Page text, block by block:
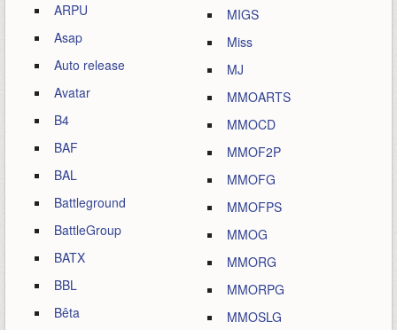
ARPU
Asap
Auto release
Avatar
B4
BAF
BAL
Battleground
BattleGroup
BATX
BBL
Bêta
MIGS
Miss
MJ
MMOARTS
MMOCD
MMOF2P
MMOFG
MMOFPS
MMOG
MMORG
MMORPG
MMOSLG